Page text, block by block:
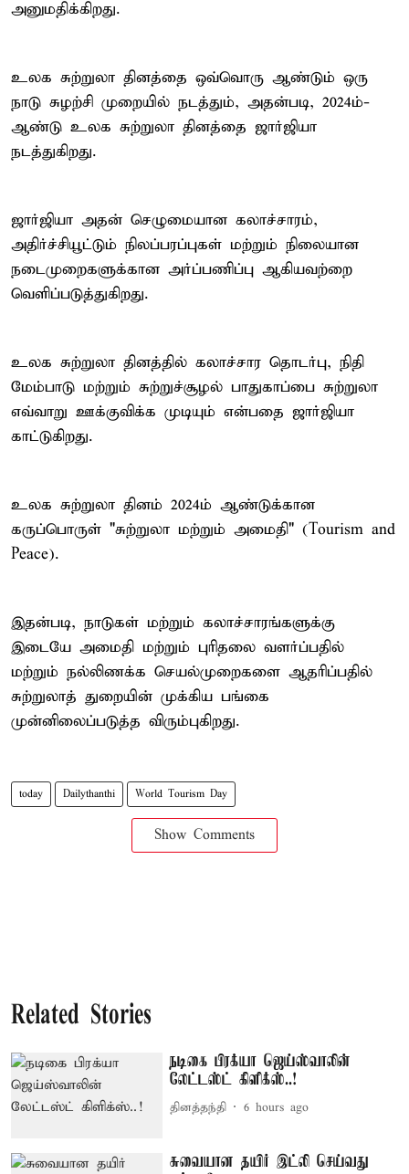
அனுமதிக்கிறது.
உலக சுற்றுலா தினத்தை ஒவ்வொரு ஆண்டும் ஒரு
நாடு சுழற்சி முறையில் நடத்தும், அதன்படி, 2024ம்-
ஆண்டு உலக சுற்றுலா தினத்தை ஜார்ஜியா
நடத்துகிறது.
ஜார்ஜியா அதன் செழுமையான கலாச்சாரம்,
அதிர்ச்சியூட்டும் நிலப்பரப்புகள் மற்றும் நிலையான
நடைமுறைகளுக்கான அர்ப்பணிப்பு ஆகியவற்றை
வெளிப்படுத்துகிறது.
உலக சுற்றுலா தினத்தில் கலாச்சார தொடர்பு, நிதி
மேம்பாடு மற்றும் சுற்றுச்சூழல் பாதுகாப்பை சுற்றுலா
எவ்வாறு ஊக்குவிக்க முடியும் என்பதை ஜார்ஜியா
காட்டுகிறது.
உலக சுற்றுலா தினம் 2024ம் ஆண்டுக்கான
கருப்பொருள் "சுற்றுலா மற்றும் அமைதி" (Tourism and
Peace).
இதன்படி, நாடுகள் மற்றும் கலாச்சாரங்களுக்கு
இடையே அமைதி மற்றும் புரிதலை வளர்ப்பதில்
மற்றும் நல்லிணக்க செயல்முறைகளை ஆதரிப்பதில்
சுற்றுலாத் துறையின் முக்கிய பங்கை
முன்னிலைப்படுத்த விரும்புகிறது.
today Dailythanthi World Tourism Day
Show Comments
Related Stories
நடிகை பிரக்யா ஜெய்ஸ்வாலின்
லேட்டஸ்ட் கிளிக்ஸ்..!
தினத்தந்தி 6 hours ago
சுவையான தயிர் இட்லி செய்வது